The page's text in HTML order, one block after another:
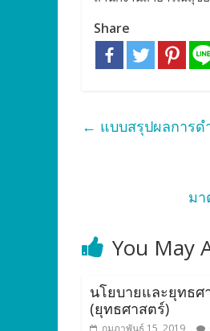
Share
← แบบสรุปผลการด
มา
You May
นโยบายและยุทธศ
(ยุทธศาสตร์)
กุมภาพันธ์ 15, 2019